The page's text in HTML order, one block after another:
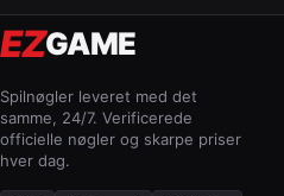
EZGAME
Spilnøgler leveret med det
samme, 24/7. Verificerede
officielle nøgler og skarpe priser
hver dag.